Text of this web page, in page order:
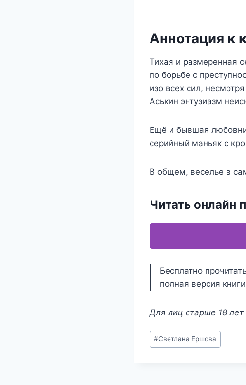
Аннотация к
Тихая и размеренная
по борьбе с
изо всех сил,
Аськин энтузиазм
Ещё и бывшая
серийный маньяк с
В общем, веселье в
Читать онлайн
Бесплатно
полная версия
Для лиц старше 18 лет
Метки
записи:
#Светлана Ершова